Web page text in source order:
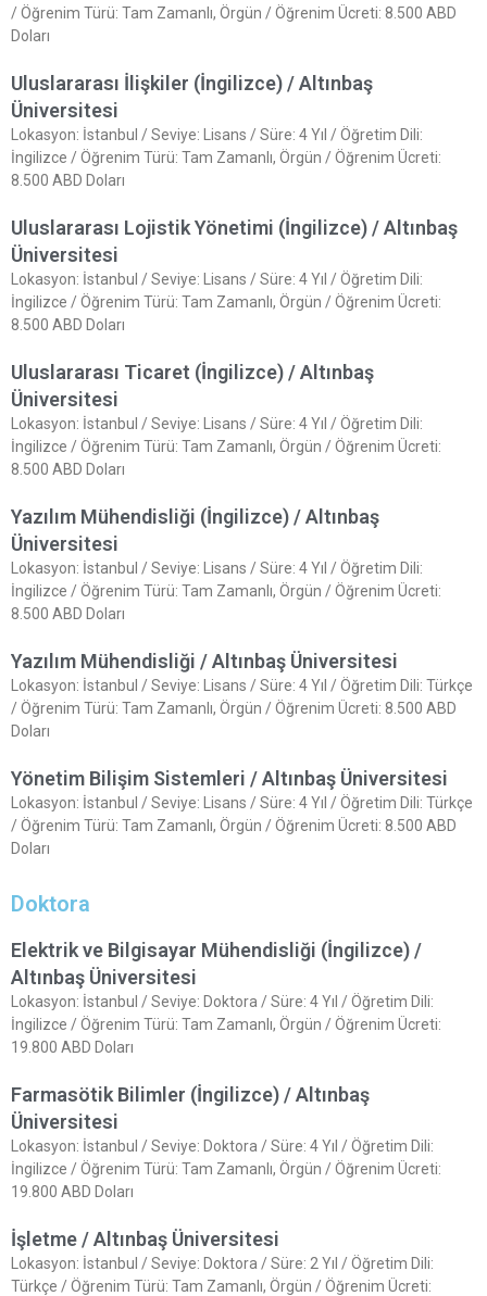
/ Öğrenim Türü: Tam Zamanlı, Örgün / Öğrenim Ücreti: 8.500 ABD
Doları
Uluslararası İlişkiler (İngilizce) / Altınbaş
Üniversitesi
Lokasyon: İstanbul / Seviye: Lisans / Süre: 4 Yıl / Öğretim Dili:
İngilizce / Öğrenim Türü: Tam Zamanlı, Örgün / Öğrenim Ücreti:
8.500 ABD Doları
Uluslararası Lojistik Yönetimi (İngilizce) / Altınbaş
Üniversitesi
Lokasyon: İstanbul / Seviye: Lisans / Süre: 4 Yıl / Öğretim Dili:
İngilizce / Öğrenim Türü: Tam Zamanlı, Örgün / Öğrenim Ücreti:
8.500 ABD Doları
Uluslararası Ticaret (İngilizce) / Altınbaş
Üniversitesi
Lokasyon: İstanbul / Seviye: Lisans / Süre: 4 Yıl / Öğretim Dili:
İngilizce / Öğrenim Türü: Tam Zamanlı, Örgün / Öğrenim Ücreti:
8.500 ABD Doları
Yazılım Mühendisliği (İngilizce) / Altınbaş
Üniversitesi
Lokasyon: İstanbul / Seviye: Lisans / Süre: 4 Yıl / Öğretim Dili:
İngilizce / Öğrenim Türü: Tam Zamanlı, Örgün / Öğrenim Ücreti:
8.500 ABD Doları
Yazılım Mühendisliği / Altınbaş Üniversitesi
Lokasyon: İstanbul / Seviye: Lisans / Süre: 4 Yıl / Öğretim Dili: Türkçe
/ Öğrenim Türü: Tam Zamanlı, Örgün / Öğrenim Ücreti: 8.500 ABD
Doları
Yönetim Bilişim Sistemleri / Altınbaş Üniversitesi
Lokasyon: İstanbul / Seviye: Lisans / Süre: 4 Yıl / Öğretim Dili: Türkçe
/ Öğrenim Türü: Tam Zamanlı, Örgün / Öğrenim Ücreti: 8.500 ABD
Doları
Doktora
Elektrik ve Bilgisayar Mühendisliği (İngilizce) /
Altınbaş Üniversitesi
Lokasyon: İstanbul / Seviye: Doktora / Süre: 4 Yıl / Öğretim Dili:
İngilizce / Öğrenim Türü: Tam Zamanlı, Örgün / Öğrenim Ücreti:
19.800 ABD Doları
Farmasötik Bilimler (İngilizce) / Altınbaş
Üniversitesi
Lokasyon: İstanbul / Seviye: Doktora / Süre: 4 Yıl / Öğretim Dili:
İngilizce / Öğrenim Türü: Tam Zamanlı, Örgün / Öğrenim Ücreti:
19.800 ABD Doları
İşletme / Altınbaş Üniversitesi
Lokasyon: İstanbul / Seviye: Doktora / Süre: 2 Yıl / Öğretim Dili:
Türkçe / Öğrenim Türü: Tam Zamanlı, Örgün / Öğrenim Ücreti: